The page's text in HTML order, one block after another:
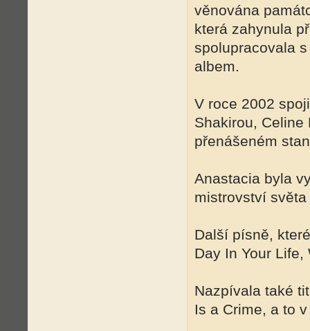
věnována
která zahynula
spolupracovala
albem.
V roce 2002
Shakirou,
přenášeném
Anastacia byla
mistrovství
Další písně,
Day In Your Life,
Nazpívala také
Is a Crime, a to